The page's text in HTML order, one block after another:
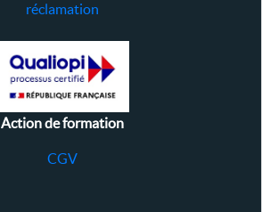
réclamation
Action de formation
CGV